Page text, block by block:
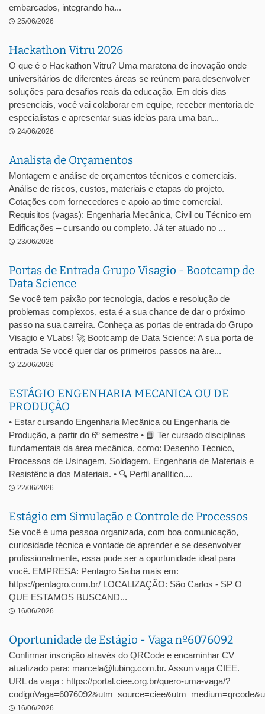
embarcados, integrando ha...
25/06/2026
Hackathon Vitru 2026
O que é o Hackathon Vitru? Uma maratona de inovação onde
universitários de diferentes áreas se reúnem para desenvolver
soluções para desafios reais da educação. Em dois dias
presenciais, você vai colaborar em equipe, receber mentoria de
especialistas e apresentar suas ideias para uma ban...
24/06/2026
Analista de Orçamentos
Montagem e análise de orçamentos técnicos e comerciais.
Análise de riscos, custos, materiais e etapas do projeto.
Cotações com fornecedores e apoio ao time comercial.
Requisitos (vagas): Engenharia Mecânica, Civil ou Técnico em
Edificações – cursando ou completo. Já ter atuado no ...
23/06/2026
Portas de Entrada Grupo Visagio - Bootcamp de
Data Science
Se você tem paixão por tecnologia, dados e resolução de
problemas complexos, esta é a sua chance de dar o próximo
passo na sua carreira. Conheça as portas de entrada do Grupo
Visagio e VLabs! 🚀 Bootcamp de Data Science: A sua porta de
entrada Se você quer dar os primeiros passos na áre...
22/06/2026
ESTÁGIO ENGENHARIA MECANICA OU DE
PRODUÇÃO
• Estar cursando Engenharia Mecânica ou Engenharia de
Produção, a partir do 6º semestre • 📘 Ter cursado disciplinas
fundamentais da área mecânica, como: Desenho Técnico,
Processos de Usinagem, Soldagem, Engenharia de Materiais e
Resistência dos Materiais. • 🔍 Perfil analítico,...
22/06/2026
Estágio em Simulação e Controle de Processos
Se você é uma pessoa organizada, com boa comunicação,
curiosidade técnica e vontade de aprender e se desenvolver
profissionalmente, essa pode ser a oportunidade ideal para
você. EMPRESA: Pentagro Saiba mais em:
https://pentagro.com.br/ LOCALIZAÇÃO: São Carlos - SP O
QUE ESTAMOS BUSCAND...
16/06/2026
Oportunidade de Estágio - Vaga nº6076092
Confirmar inscrição através do QRCode e encaminhar CV
atualizado para: marcela@lubing.com.br. Assun vaga CIEE.
URL da vaga : https://portal.ciee.org.br/quero-uma-vaga/?
16/06/2026